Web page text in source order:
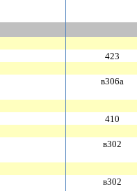
423
в306а
410
в302
в302